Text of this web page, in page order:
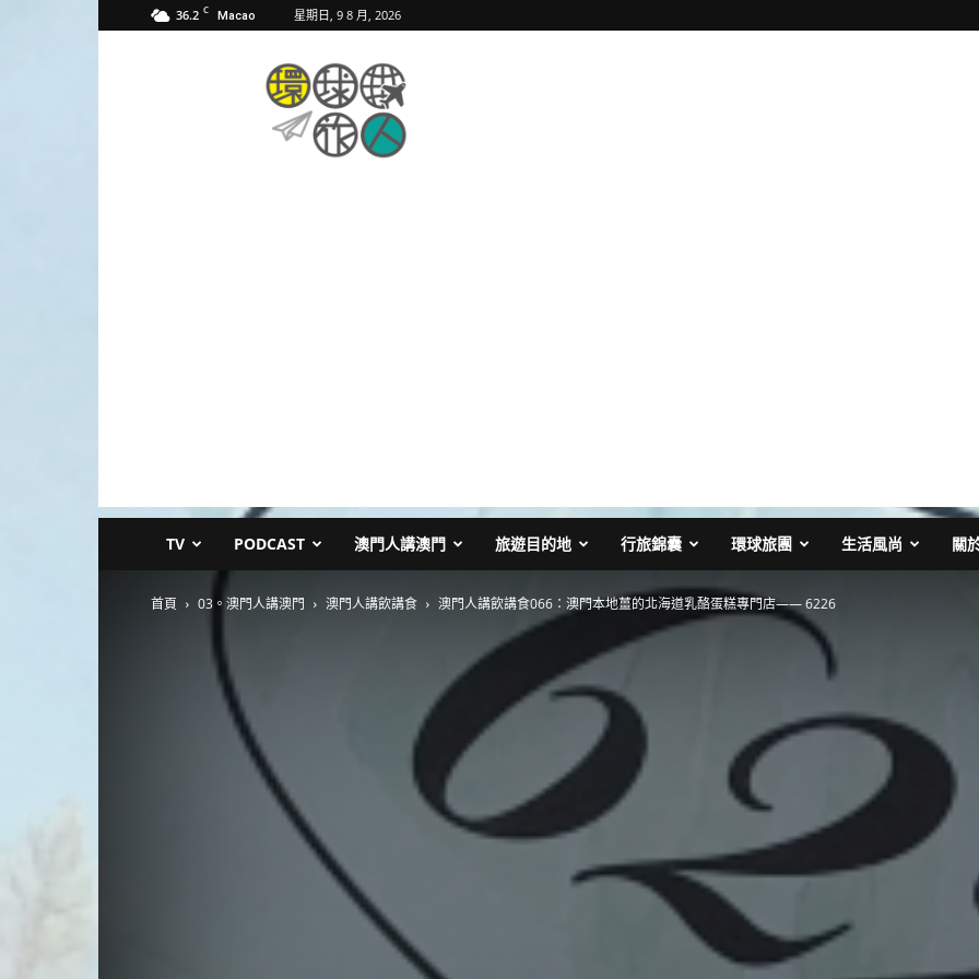
36.2 C Macao 星期日, 9 8 月, 2026
TV PODCAST 澳門人講澳門 旅遊目的地 行旅錦囊 環球旅團 生活風尚 關
首頁 03。澳門人講澳門 澳門人講飲講食 澳門人講飲講食066：澳門本地薑的北海道乳酪蛋糕專門店—— 6226